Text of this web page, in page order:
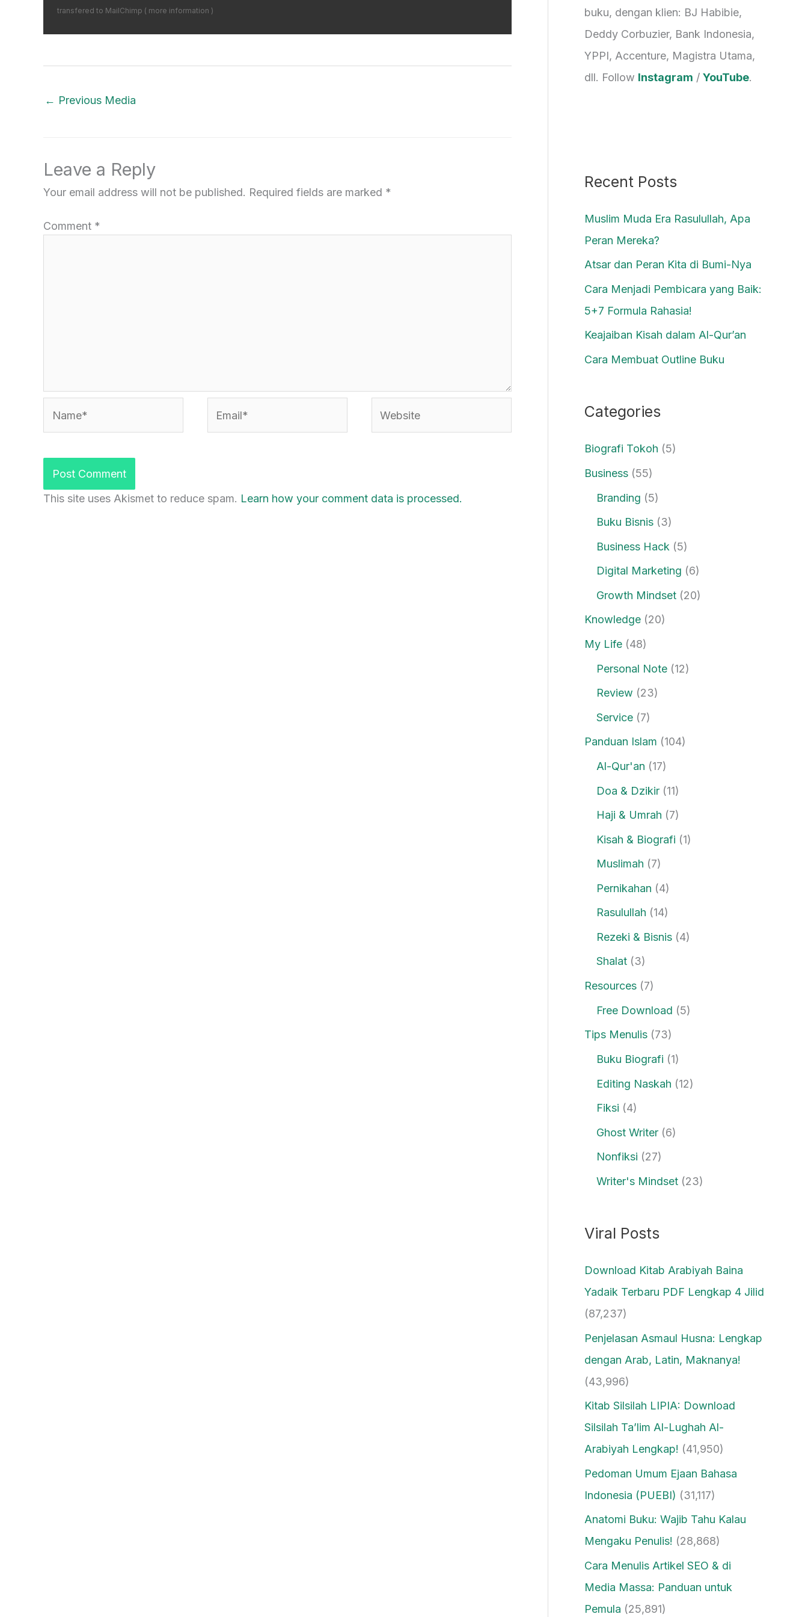
transfered to MailChimp ( more information )
← Previous Media
Leave a Reply
Your email address will not be published. Required fields are marked *
Comment *
This site uses Akismet to reduce spam. Learn how your comment data is processed.
buku, dengan klien: BJ Habibie,
Deddy Corbuzier, Bank Indonesia,
YPPI, Accenture, Magistra Utama,
dll. Follow Instagram / YouTube.
Recent Posts
Muslim Muda Era Rasulullah, Apa
Peran Mereka?
Atsar dan Peran Kita di Bumi-Nya
Cara Menjadi Pembicara yang Baik:
5+7 Formula Rahasia!
Keajaiban Kisah dalam Al-Qur’an
Cara Membuat Outline Buku
Categories
Biografi Tokoh (5)
Business (55)
Branding (5)
Buku Bisnis (3)
Business Hack (5)
Digital Marketing (6)
Growth Mindset (20)
Knowledge (20)
My Life (48)
Personal Note (12)
Review (23)
Service (7)
Panduan Islam (104)
Al-Qur'an (17)
Doa & Dzikir (11)
Haji & Umrah (7)
Kisah & Biografi (1)
Muslimah (7)
Pernikahan (4)
Rasulullah (14)
Rezeki & Bisnis (4)
Shalat (3)
Resources (7)
Free Download (5)
Tips Menulis (73)
Buku Biografi (1)
Editing Naskah (12)
Fiksi (4)
Ghost Writer (6)
Nonfiksi (27)
Writer's Mindset (23)
Viral Posts
Download Kitab Arabiyah Baina
Yadaik Terbaru PDF Lengkap 4 Jilid
(87,237)
Penjelasan Asmaul Husna: Lengkap
dengan Arab, Latin, Maknanya!
(43,996)
Kitab Silsilah LIPIA: Download
Silsilah Ta’lim Al-Lughah Al-
Arabiyah Lengkap! (41,950)
Pedoman Umum Ejaan Bahasa
Indonesia (PUEBI) (31,117)
Anatomi Buku: Wajib Tahu Kalau
Mengaku Penulis! (28,868)
Cara Menulis Artikel SEO & di
Media Massa: Panduan untuk
Pemula (25,891)